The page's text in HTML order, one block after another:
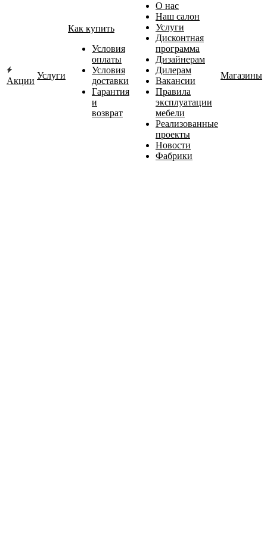
Акции
Услуги
Как купить
Условия
оплаты
Условия
доставки
Гарантия
и
возврат
О нас
Наш салон
Услуги
Дисконтная
программа
Дизайнерам
Дилерам
Вакансии
Правила
эксплуатации
мебели
Реализованные
проекты
Новости
Фабрики
Магазины